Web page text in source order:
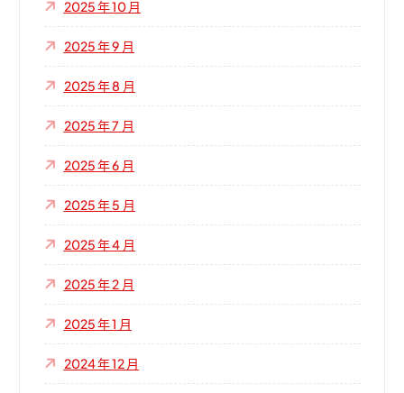
2025 年 10 月
2025 年 9 月
2025 年 8 月
2025 年 7 月
2025 年 6 月
2025 年 5 月
2025 年 4 月
2025 年 2 月
2025 年 1 月
2024 年 12 月